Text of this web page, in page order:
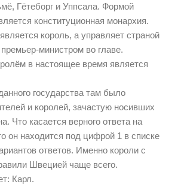
Гётеборг и Уппсала. Формой
конституционная монархия.
король, а управляет страной
министром во главе.
в настоящее время является
государства там было
и королей, зачастую носивших
Что касается верного ответа на
он находится под цифрой 1 в списке
ответов. Именно короли с
Швецией чаще всего.
Карл.